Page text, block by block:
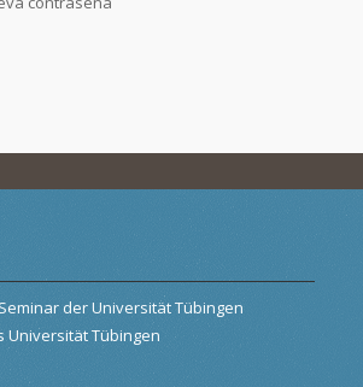
der Universität Tübingen
Universität Tübingen